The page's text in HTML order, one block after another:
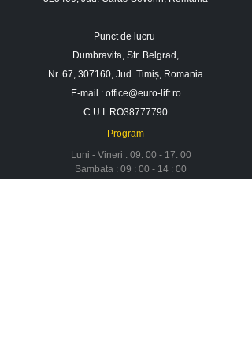
Punct de lucru
Dumbravita, Str. Belgrad,
Nr. 67, 307160, Jud. Timiș, Romania
E-mail : office@euro-lift.ro
C.U.I. RO38777790
Program
Luni - Vineri : 09: 00 - 17: 00
Sambata : 09 : 00 - 14 : 00